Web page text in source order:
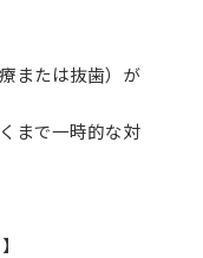
または抜歯）が
まで一時的な対